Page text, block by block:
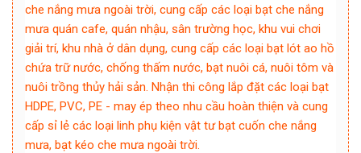
che nắng mưa ngoài trời, cung cấp các loại bạt che nắng
mưa quán cafe, quán nhậu, sân trường học, khu vui chơi
giải trí, khu nhà ở dân dụng, cung cấp các loại bạt lót ao hồ
chứa trữ nước, chống thấm nước, bạt nuôi cá, nuôi tôm và
nuôi trồng thủy hải sản. Nhận thi công lắp đặt các loại bạt
HDPE, PVC, PE - may ép theo nhu cầu hoàn thiện và cung
cấp sỉ lẻ các loại linh phụ kiện vật tư bạt cuốn che nắng
mưa, bạt kéo che mưa ngoài trời.